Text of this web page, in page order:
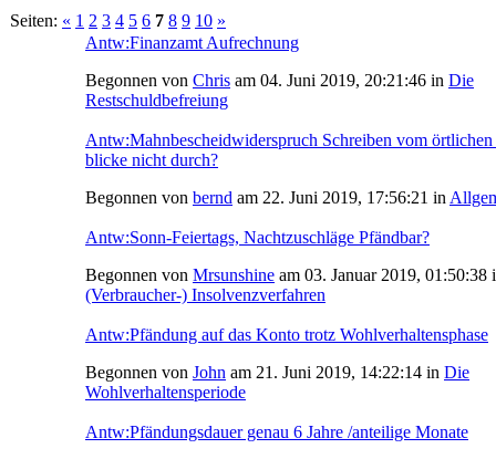
Seiten: « 1 2 3 4 5 6 7 8 9 10 »
Antw:Finanzamt Aufrechnung
Begonnen von Chris am 04. Juni 2019, 20:21:46 in Die
Restschuldbefreiung
Antw:Mahnbescheidwiderspruch Schreiben vom
blicke nicht durch?
Begonnen von bernd am 22. Juni 2019, 17:56:21 in
Antw:Sonn-Feiertags, Nachtzuschläge Pfändbar?
Begonnen von Mrsunshine am 03. Januar 2019, 01:50:38
(Verbraucher-) Insolvenzverfahren
Antw:Pfändung auf das Konto trotz Wohlverhaltensphase
Begonnen von John am 21. Juni 2019, 14:22:14 in Die
Wohlverhaltensperiode
Antw:Pfändungsdauer genau 6 Jahre /anteilige Monate